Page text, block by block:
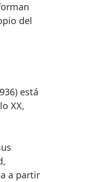
del
está
XX,
a partir